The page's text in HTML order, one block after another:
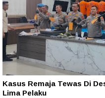
Kasus Remaja Tewas Di
Lima Pelaku